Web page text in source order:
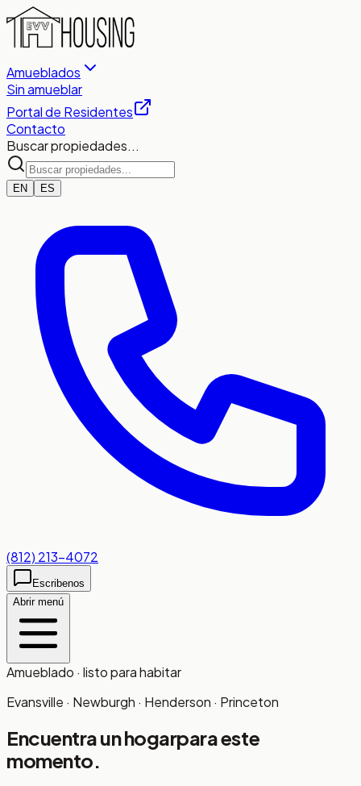
Amueblados
Sin amueblar
Portal de Residentes
Contacto
Buscar propiedades...
EN ES
(812) 213-4072
Escribenos
Abrir menú
Amueblado · listo para habitar
Evansville · Newburgh · Henderson · Princeton
Encuentra un hogarpara este
momento.